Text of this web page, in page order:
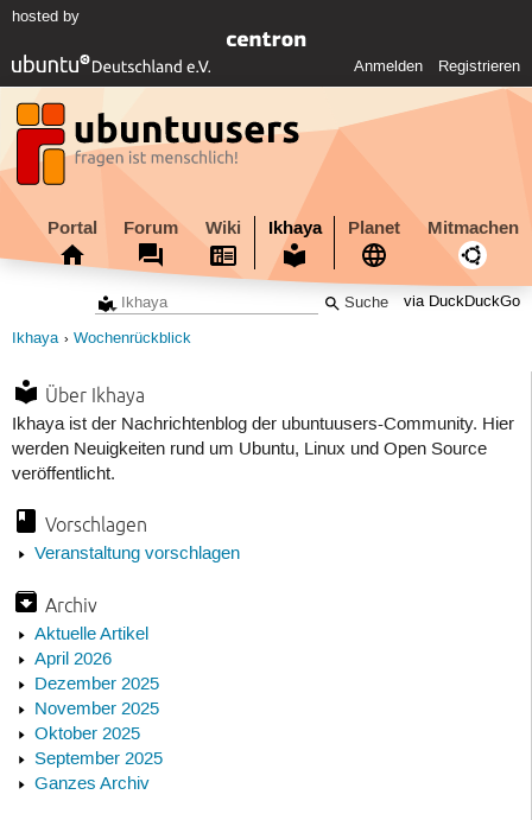
hosted by
Anmelden Registrieren
Portal Forum Wiki Ikhaya Planet Mitmachen
via DuckDuckGo
Ikhaya Wochenrückblick
Über Ikhaya
Ikhaya ist der Nachrichtenblog der ubuntuusers-Community. Hier
werden Neuigkeiten rund um Ubuntu, Linux und Open Source
veröffentlicht.
Vorschlagen
Veranstaltung vorschlagen
Archiv
Aktuelle Artikel
April 2026
Dezember 2025
November 2025
Oktober 2025
September 2025
Ganzes Archiv